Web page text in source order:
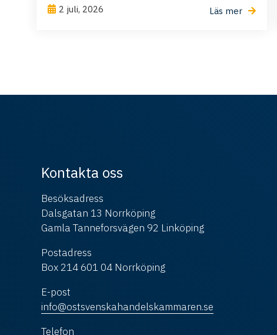
2 juli, 2026 Läs mer
Kontakta oss
Besöksadress
Dalsgatan 13 Norrköping
Gamla Tanneforsvägen 92 Linköping
Postadress
Box 214 601 04 Norrköping
E-post
info@ostsvenskahandelskammaren.se
Telefon